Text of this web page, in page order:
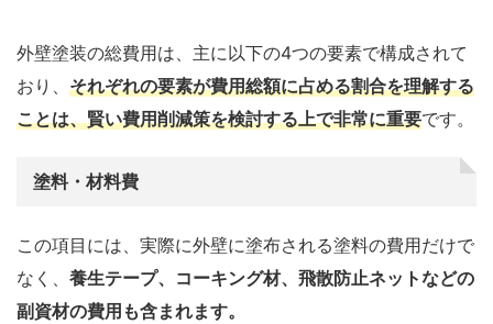
外壁塗装の総費用は、主に以下の4つの要素で構成されて
おり、 それぞれの要素が費用総額に占める割合を理解する
ことは、賢い費用削減策を検討する上で非常に重要です。
塗料・材料費
この項目には、実際に外壁に塗布される塗料の費用だけで
なく、 養生テープ、コーキング材、飛散防止ネットなどの
副資材の費用も含まれます。